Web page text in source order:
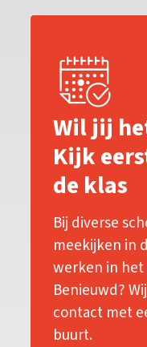
Wil jij
Kijk
de klas
Bij diverse
meekijken in
werken in
Benieuwd?
contact met
buurt.